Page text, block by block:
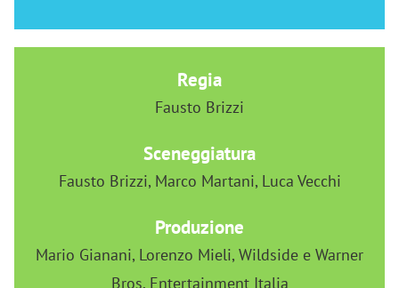
Regia
Fausto Brizzi
Sceneggiatura
Fausto Brizzi, Marco Martani, Luca Vecchi
Produzione
Mario Gianani, Lorenzo Mieli, Wildside e Warner
Bros. Entertainment Italia